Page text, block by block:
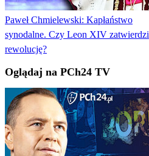
Paweł Chmielewski: Kapłaństwo
synodalne. Czy Leon XIV zatwierdzi
rewolucję?
Oglądaj na PCh24 TV